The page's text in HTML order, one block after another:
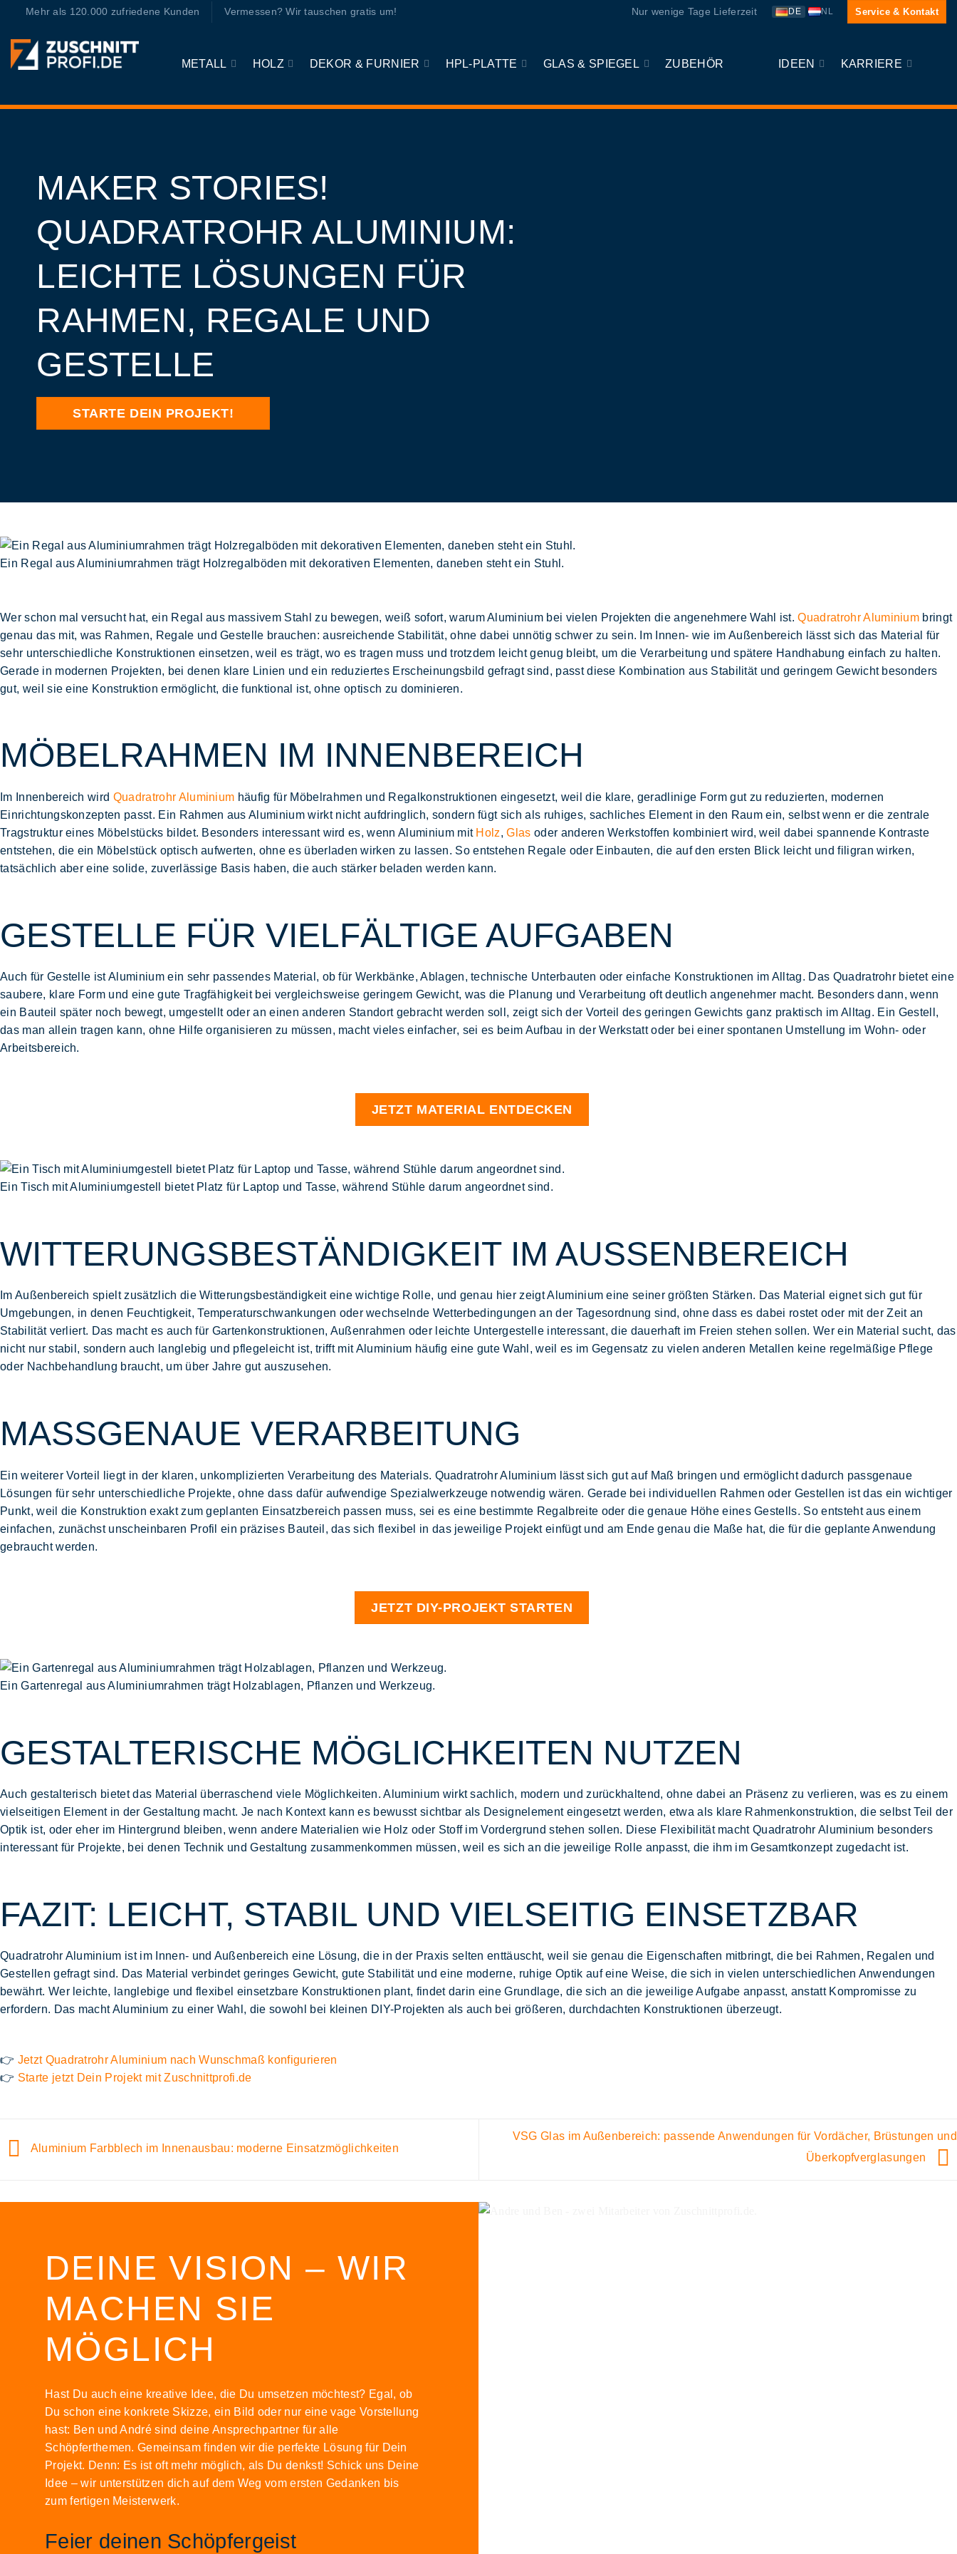
springen
Mehr als 120.000 zufriedene Kunden Vermessen? Wir tauschen gratis um! Nur wenige Tage Lieferzeit DE NL Service & Kontakt
METALL HOLZ DEKOR & FURNIER HPL-PLATTE GLAS & SPIEGEL ZUBEHÖR IDEEN KARRIERE
MAKER STORIES!
QUADRATROHR ALUMINIUM:
LEICHTE LÖSUNGEN FÜR
RAHMEN, REGALE UND
GESTELLE
STARTE DEIN PROJEKT!
Ein Regal aus Aluminiumrahmen trägt Holzregalböden mit dekorativen Elementen, daneben steht ein Stuhl.
Wer schon mal versucht hat, ein Regal aus massivem Stahl zu bewegen, weiß sofort, warum Aluminium bei vielen Projekten die angenehmere Wahl ist.Quadratrohr Aluminium bringt
genau das mit, was Rahmen, Regale undGestelle brauchen: ausreichende Stabilität, ohne dabei unnötig schwer zu sein. Im Innen- wie im Außenbereich lässt sich das Material für
sehr unterschiedliche Konstruktionen einsetzen, weil es trägt, wo es tragen muss und trotzdem leicht genug bleibt, um die Verarbeitung und spätere Handhabung einfach zu halten.
Gerade in modernen Projekten, bei denen klare Linien und ein reduziertes Erscheinungsbild gefragt sind, passt diese Kombination aus Stabilität und geringem Gewicht besonders
gut, weil sie eine Konstruktion ermöglicht, die funktional ist, ohne optisch zu dominieren.
MÖBELRAHMEN IM INNENBEREICH
Im Innenbereich wird Quadratrohr Aluminium häufig für Möbelrahmen und Regalkonstruktionen eingesetzt, weil die klare, geradlinige Form gut zu reduzierten, modernen
Einrichtungskonzepten passt. Ein Rahmen aus Aluminium wirkt nicht aufdringlich, sondern fügt sich als ruhiges, sachliches Element in den Raum ein, selbst wenn er die zentrale
Tragstruktureines Möbelstücks bildet. Besonders interessant wird es, wenn Aluminium mit Holz,Glas oder anderenWerkstoffen kombiniert wird, weil dabei spannende Kontraste
entstehen, die ein Möbelstück optischaufwerten, ohne es überladen wirken zu lassen. So entstehen Regale oder Einbauten, die auf den ersten Blick leicht und filigran wirken,
tatsächlich aber eine solide, zuverlässige Basis haben, die auch stärker beladen werden kann.
GESTELLE FÜR VIELFÄLTIGE AUFGABEN
Auch für Gestelle ist Aluminium ein sehr passendes Material, ob für Werkbänke, Ablagen, technische Unterbauten oder einfache Konstruktionen im Alltag. Das Quadratrohr bietet eine
saubere, klare Form und eine gute Tragfähigkeitbei vergleichsweise geringem Gewicht, was die Planung und Verarbeitung oft deutlich angenehmer macht. Besonders dann, wenn
ein Bauteil später noch bewegt, umgestellt oder an einen anderen Standort gebracht werden soll, zeigt sich der Vorteil des geringen Gewichts ganz praktisch im Alltag. Ein Gestell,
das man allein tragen kann, ohne Hilfe organisieren zu müssen, macht vieleseinfacher, sei es beim Aufbau in der Werkstatt oder bei einer spontanen Umstellung im Wohn- oder
Arbeitsbereich.
JETZT MATERIAL ENTDECKEN
Ein Tisch mit Aluminiumgestell bietet Platz für Laptop und Tasse, während Stühle darum angeordnet sind.
WITTERUNGSBESTÄNDIGKEIT IM AUSSENBEREICH
Im Außenbereich spielt zusätzlich die Witterungsbeständigkeit eine wichtige Rolle, und genau hier zeigt Aluminium eine seiner größten Stärken. Das Material eignet sich gut für
Umgebungen, in denen Feuchtigkeit, Temperaturschwankungen oder wechselnde Wetterbedingungen an der Tagesordnung sind, ohne dass es dabei rostet oder mit der Zeit an
Stabilität verliert. Das macht es auch für Gartenkonstruktionen, Außenrahmen oder leichte Untergestelle interessant, die dauerhaft im Freien stehen sollen. Wer ein Material sucht, das
nicht nur stabil, sondern auch langlebig und pflegeleichtist, trifft mit Aluminium häufig eine gute Wahl, weil es im Gegensatz zu vielen anderen Metallen keine regelmäßige Pflege
oder Nachbehandlung braucht, um über Jahre gut auszusehen.
MASSGENAUE VERARBEITUNG
Ein weiterer Vorteil liegt in der klaren, unkomplizierten Verarbeitung des Materials. Quadratrohr Aluminium lässt sich gut auf Maß bringen und ermöglicht dadurch passgenaue
Lösungen für sehr unterschiedliche Projekte, ohne dass dafür aufwendige Spezialwerkzeuge notwendig wären. Gerade bei individuellen Rahmen oder Gestellen ist das ein wichtiger
Punkt, weil die Konstruktion exakt zum geplanten Einsatzbereich passen muss, sei es eine bestimmte Regalbreite oder die genaue Höhe eines Gestells. So entsteht aus einem
einfachen, zunächst unscheinbaren Profil ein präzises Bauteil , das sich flexibel in das jeweilige Projekt einfügt und am Ende genau die Maße hat, die für die geplante Anwendung
gebraucht werden.
JETZT DIY-PROJEKT STARTEN
Ein Gartenregal aus Aluminiumrahmen trägt Holzablagen, Pflanzen und Werkzeug.
GESTALTERISCHE MÖGLICHKEITEN NUTZEN
Auch gestalterisch bietet das Material überraschend viele Möglichkeiten. Aluminium wirkt sachlich, modern und zurückhaltend, ohne dabei an Präsenz zu verlieren, was es zu einem
vielseitigen Element in der Gestaltung macht. Je nach Kontext kann es bewusst sichtbar als Designelementeingesetzt werden, etwa als klare Rahmenkonstruktion, die selbst Teil der
Optik ist, oder eher im Hintergrund bleiben, wenn andere Materialien wie Holz oder Stoff im Vordergrund stehen sollen. Diese Flexibilität macht Quadratrohr Aluminium besonders
interessant für Projekte, bei denen Technik undGestaltung zusammenkommen müssen, weil es sich an die jeweilige Rolle anpasst, die ihm im Gesamtkonzept zugedacht ist.
FAZIT: LEICHT, STABIL UND VIELSEITIG EINSETZBAR
Quadratrohr Aluminium ist im Innen- und Außenbereich eine Lösung, die in der Praxis selten enttäuscht, weil sie genau die Eigenschaften mitbringt, die bei Rahmen, Regalen und
Gestellen gefragt sind. Das Material verbindet geringes Gewicht, gute Stabilität und eine moderne, ruhige Optik auf eine Weise, die sich in vielen unterschiedlichen Anwendungen
bewährt. Wer leichte, langlebige und flexibel einsetzbare Konstruktionen plant, findet darin eineGrundlage, die sich an die jeweilige Aufgabe anpasst, anstatt Kompromisse zu
erfordern. Das macht Aluminium zu einer Wahl, die sowohl bei kleinen DIY-Projekten als auch bei größeren, durchdachten Konstruktionen überzeugt.
👉 Jetzt Quadratrohr Aluminium nach Wunschmaß konfigurieren
👉 Starte jetzt Dein Projekt mit Zuschnittprofi.de
Aluminium Farbblech im Innenausbau: moderne Einsatzmöglichkeiten
VSG Glas im Außenbereich: passende Anwendungen für Vordächer, Brüstungen und
Überkopfverglasungen
DEINE VISION – WIR
MACHEN SIE
MÖGLICH
Hast Du auch eine kreative Idee, die Du umsetzen möchtest? Egal, ob
Du schon eine konkrete Skizze, ein Bild oder nur eine vage Vorstellung
hast: Ben und André sind deine Ansprechpartner für alle
Schöpferthemen. Gemeinsam finden wir die perfekte Lösung für Dein
Projekt. Denn: Es ist oft mehr möglich, als Du denkst! Schick uns Deine
Idee – wir unterstützen dich auf dem Weg vom ersten Gedanken bis
zum fertigen Meisterwerk.
Feier deinen Schöpfergeist